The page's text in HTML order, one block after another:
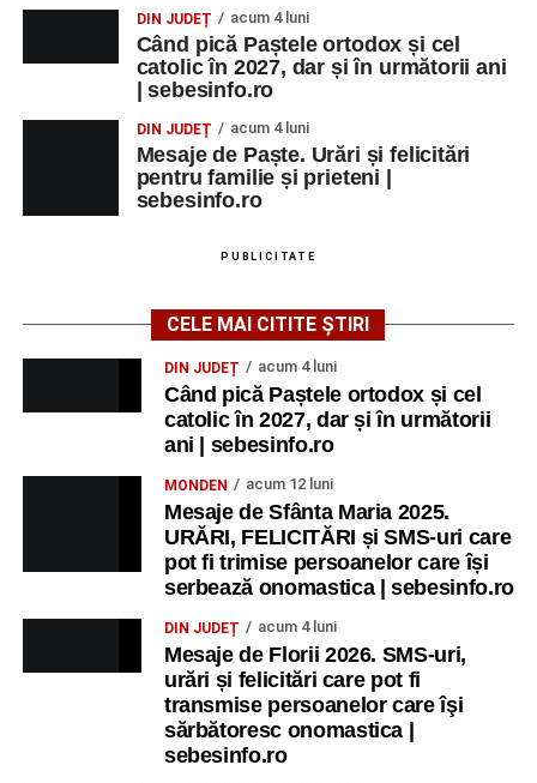
MARȚI, 25 AUGUST 2026
Grădina Muzeului Municipal „Ioan
Raica” Sebeș
„Armonia artelor”– salon literar și întâlnire
cu artele plastice, organizat alături de artiști locali.
– Proiecție cinematografică:
„Anotimpurile”de Antonio Vivaldi (rating N-15).
MIERCURI, 26 AUGUST 2026
Copiii în armonia orașului
Ora 10.00– Școala din Răhău: activități recreative pentru
– Curtea Școlii „M. Kogălniceanu”: activități
recreative pentru copii.
– Grădina Muzeului Municipal „Ioan Raica”
Sebeș: încheierea Școlii de vară„Curcubeul Prieteniei”
– Aula Primăriei Municipiului Sebeș:
festivitatea de premiere a șefilor de promoție și a elevilor
DIN JUDEȚ acum 4 luni
Când pică Paștele ortodox și cel
catolic în 2027, dar și în următorii ani
| sebesinfo.ro
DIN JUDEȚ acum 4 luni
Mesaje de Paște. Urări și felicitări
pentru familie și prieteni |
sebesinfo.ro
PUBLICITATE
CELE MAI CITITE ȘTIRI
DIN JUDEȚ acum 4 luni
Când pică Paștele ortodox și cel
catolic în 2027, dar și în următorii
ani | sebesinfo.ro
MONDEN acum 12 luni
Mesaje de Sfânta Maria 2025.
URĂRI, FELICITĂRI și SMS-uri care
pot fi trimise persoanelor care își
serbează onomastica | sebesinfo.ro
DIN JUDEȚ acum 4 luni
Mesaje de Florii 2026. SMS-uri,
urări și felicitări care pot fi
transmise persoanelor care îşi
sărbătoresc onomastica |
sebesinfo.ro